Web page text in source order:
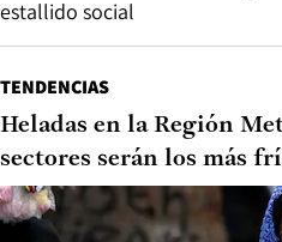
estallido social
TENDENCIAS
Heladas en la Región
sectores serán los más